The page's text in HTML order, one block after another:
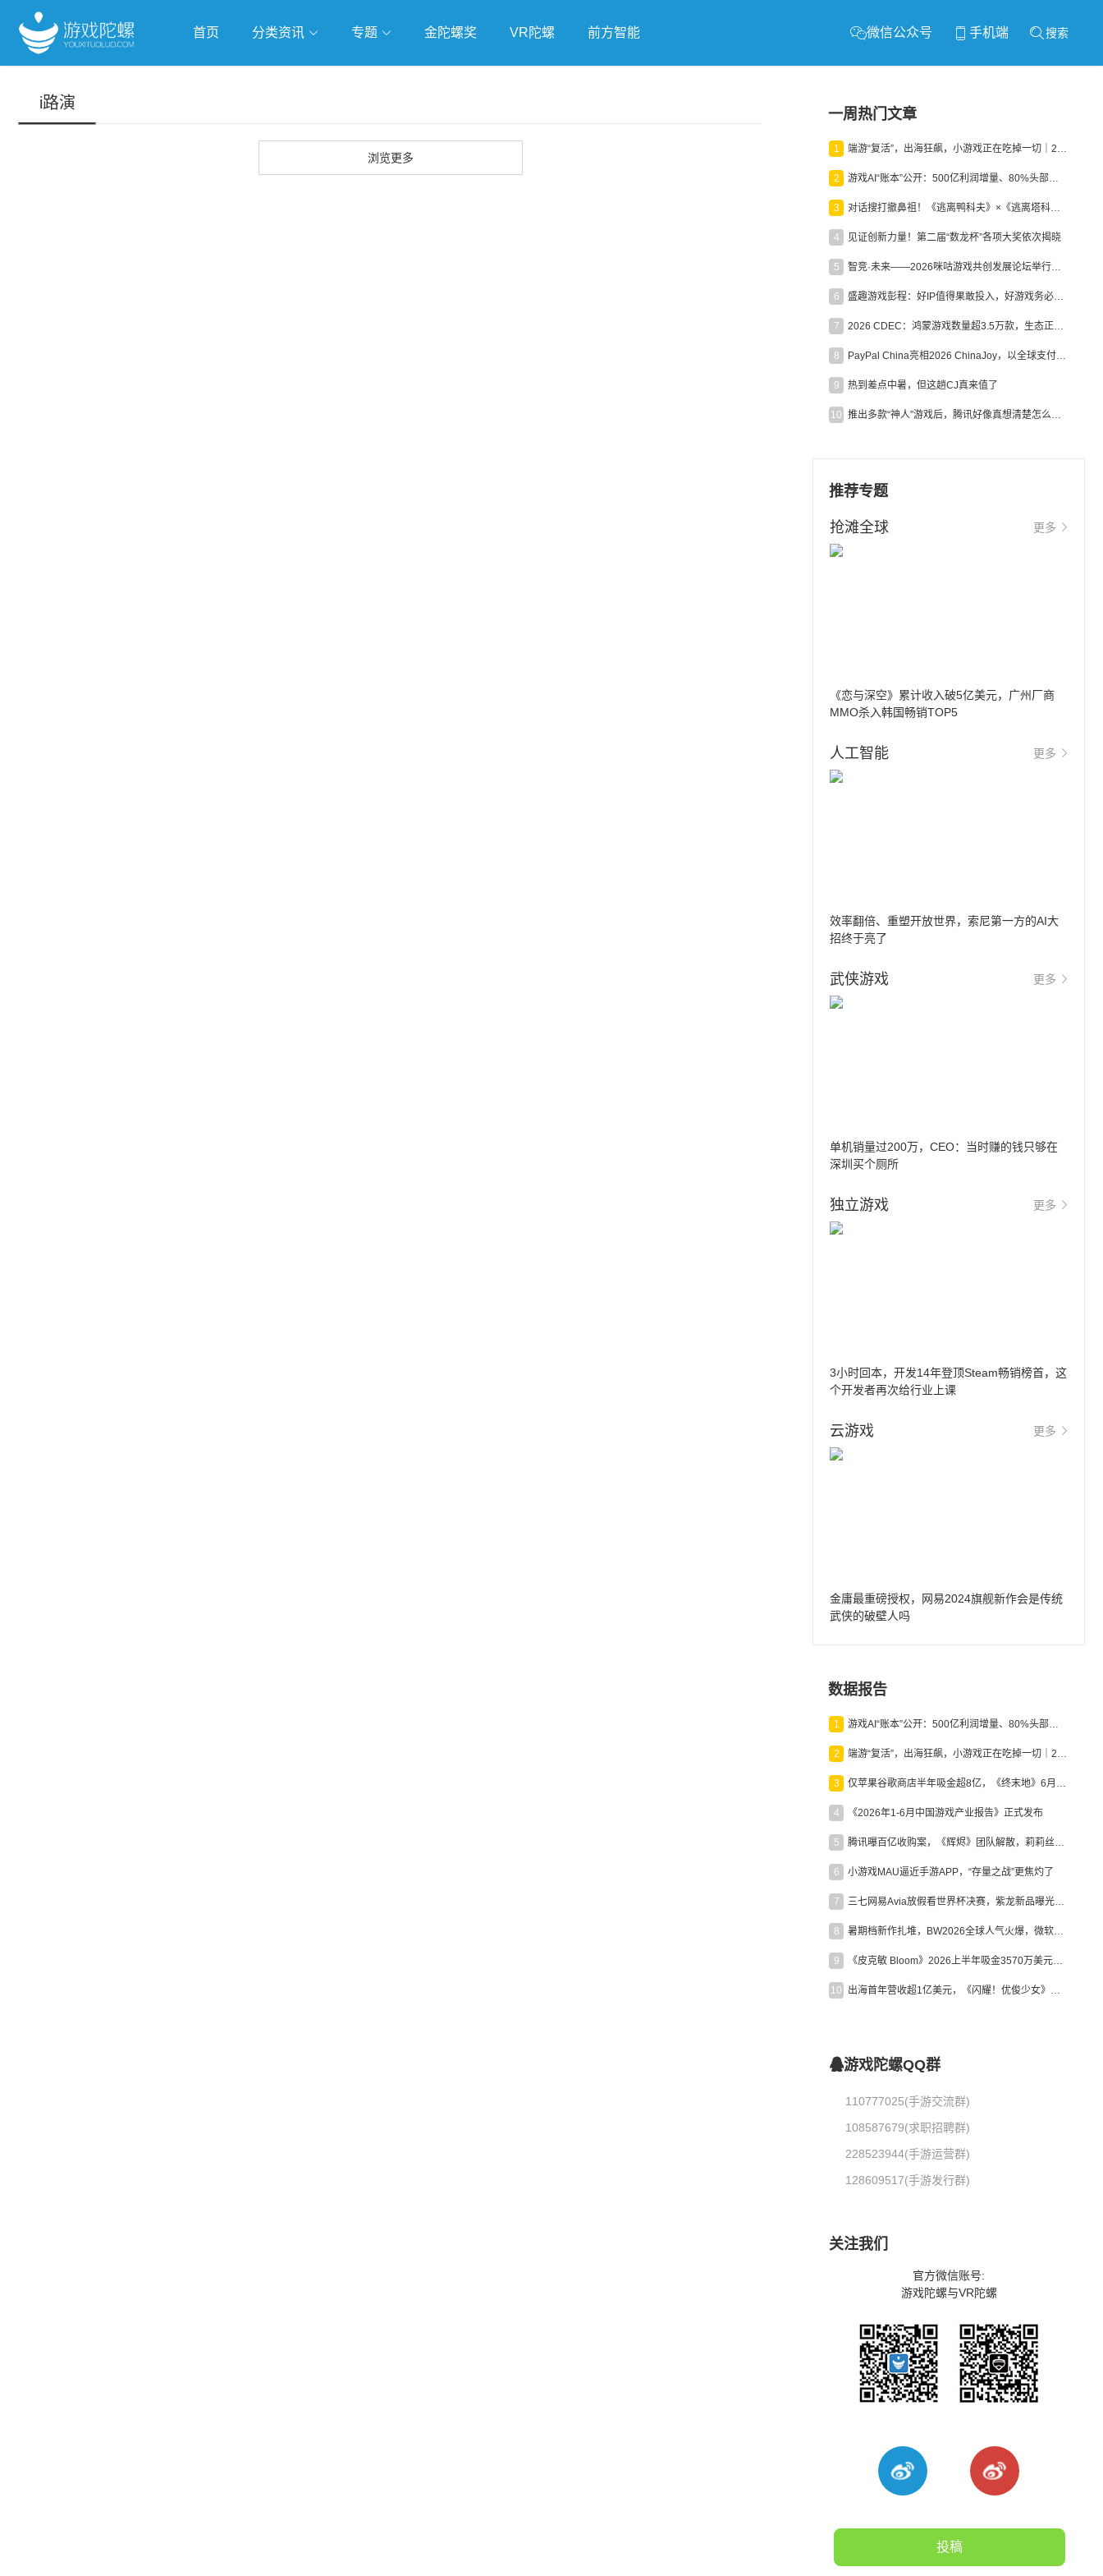
首页 分类资讯 专题 金陀螺奖 VR陀螺 前方智能 微信公众号 手机端 搜索
i路演
浏览更多
一周热门文章
1 端游“复活”，出海狂飙，小游戏正在吃掉一切｜2026上半年产业报告
2 游戏AI“账本”公开：500亿利润增量、80%头部入局，谁在闷声发财？
3 对话搜打撤鼻祖！《逃离鸭科夫》×《逃离塔科夫》官方线下沙龙落幕
4 见证创新力量！第二届“数龙杯”各项大奖依次揭晓
5 智竞·未来——2026咪咕游戏共创发展论坛举行：聚力精品内容、AI创作与电竞生态，共建高品质益智健康游戏社区
6 盛趣游戏彭程：好IP值得果敢投入，好游戏务必长效经营
7 2026 CDEC：鸿蒙游戏数量超3.5万款，生态正循环加速产业高质量发展
8 PayPal China亮相2026 ChinaJoy，以全球支付能力助力中国游戏企业深化全球运营
9 热到差点中暑，但这趟CJ真来值了
10 推出多款“神人”游戏后，腾讯好像真想清楚怎么做二次元了
推荐专题
抢滩全球 更多
《恋与深空》累计收入破5亿美元，广州厂商
MMO杀入韩国畅销TOP5
人工智能 更多
效率翻倍、重塑开放世界，索尼第一方的AI大
招终于亮了
武侠游戏 更多
单机销量过200万，CEO：当时赚的钱只够在
深圳买个厕所
独立游戏 更多
3小时回本，开发14年登顶Steam畅销榜首，这
个开发者再次给行业上课
云游戏 更多
金庸最重磅授权，网易2024旗舰新作会是传统
武侠的破壁人吗
数据报告
1 游戏AI“账本”公开：500亿利润增量、80%头部入局，谁在闷声发财？
2 端游“复活”，出海狂飙，小游戏正在吃掉一切｜2026上半年产业报告
3 仅苹果谷歌商店半年吸金超8亿，《终末地》6月份收入显著回暖
4 《2026年1-6月中国游戏产业报告》正式发布
5 腾讯曝百亿收购案，《辉烬》团队解散，莉莉丝新作曝光｜陀螺周报
6 小游戏MAU逼近手游APP，“存量之战”更焦灼了
7 三七网易Avia放假看世界杯决赛，紫龙新品曝光，米哈游新作上线 | 陀螺周报
8 暑期档新作扎堆，BW2026全球人气火爆，微软XBOX大裁员|陀螺周报
9 《皮克敏 Bloom》2026上半年吸金3570万美元，中国台湾成最大市场
10 出海首年营收超1亿美元，《闪耀！优俊少女》美国市场占比达七成
游戏陀螺QQ群
110777025(手游交流群)
108587679(求职招聘群)
228523944(手游运营群)
128609517(手游发行群)
关注我们
官方微信账号:
游戏陀螺与VR陀螺
投稿